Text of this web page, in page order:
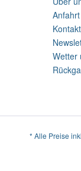
Anfahrt
Kontakt
Wetter
* Alle Preise